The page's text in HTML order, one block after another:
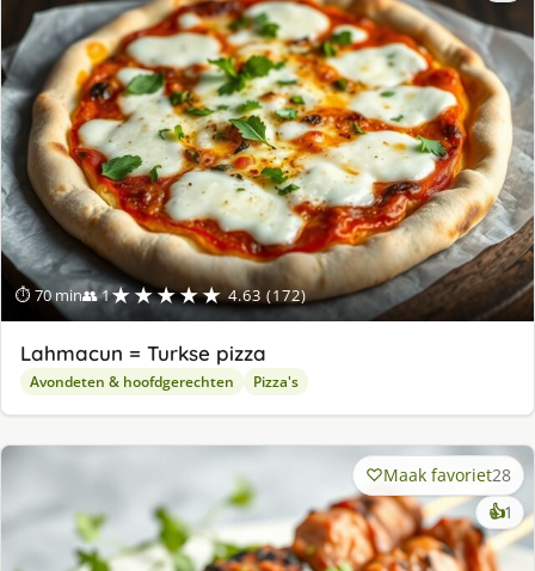
⏱ 70 min👥 1★★★★★ 4.63 (172)
Lahmacun = Turkse pizza
Avondeten & hoofdgerechten Pizza's
Maak favoriet28
👍1